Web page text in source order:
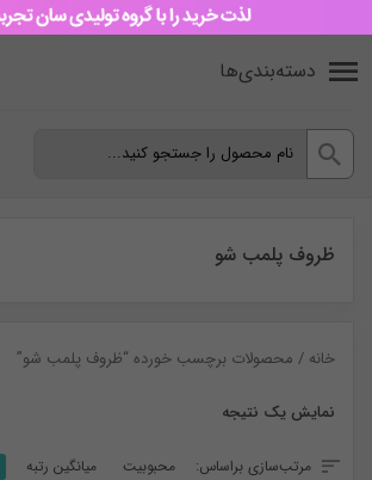
دسته‌بندی‌ها
ظروف پلمب شو
خانه / محصولات برچسب خورده “ظروف پلمب شو”
نمایش یک نتیجه
مرتب‌سازی براساس: محبوبیت میانگین رتبه